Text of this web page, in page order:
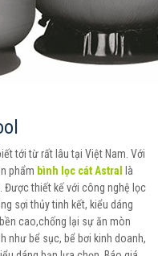
tới từ rất lâu tại Việt Nam. Với
phẩm bình lọc cát Astral
là
Được thiết kế với công nghệ lọc
sợi thủy tinh kết, kiểu dáng
cao,chống lại sự ăn mòn
như bể sục, bể bơi kinh doanh,